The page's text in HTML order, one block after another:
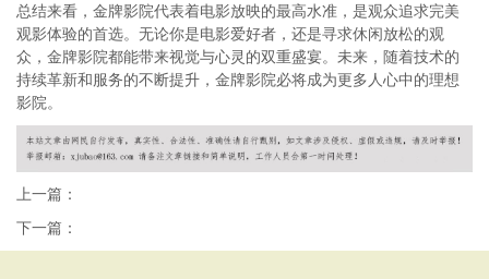
总结来看，金牌影院代表着电影放映的最高水准，是观众追求完美
观影体验的首选。无论你是电影爱好者，还是寻求休闲放松的观
众，金牌影院都能带来视觉与心灵的双重盛宴。未来，随着技术的
持续革新和服务的不断提升，金牌影院必将成为更多人心中的理想
影院。
上一篇：
下一篇：